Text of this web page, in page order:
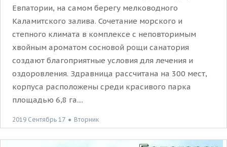
Евпатории, на самом берегу мелководного
Каламитского залива. Сочетание морского и
степного климата в комплексе с неповторимым
хвойным ароматом сосновой рощи санатория
создают благоприятные условия для лечения и
оздоровления. Здравница рассчитана на 300 мест,
корпуса расположены среди красивого парка
площадью 6,8 га....
2019 Сентябрь 17 ● Вторник